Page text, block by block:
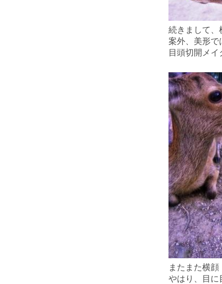
続きまして、
案外、美形
目頭切開メ
またまた横顔
やはり、目に